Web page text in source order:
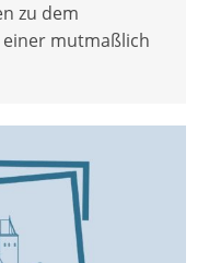
zu dem
mutmaßlich